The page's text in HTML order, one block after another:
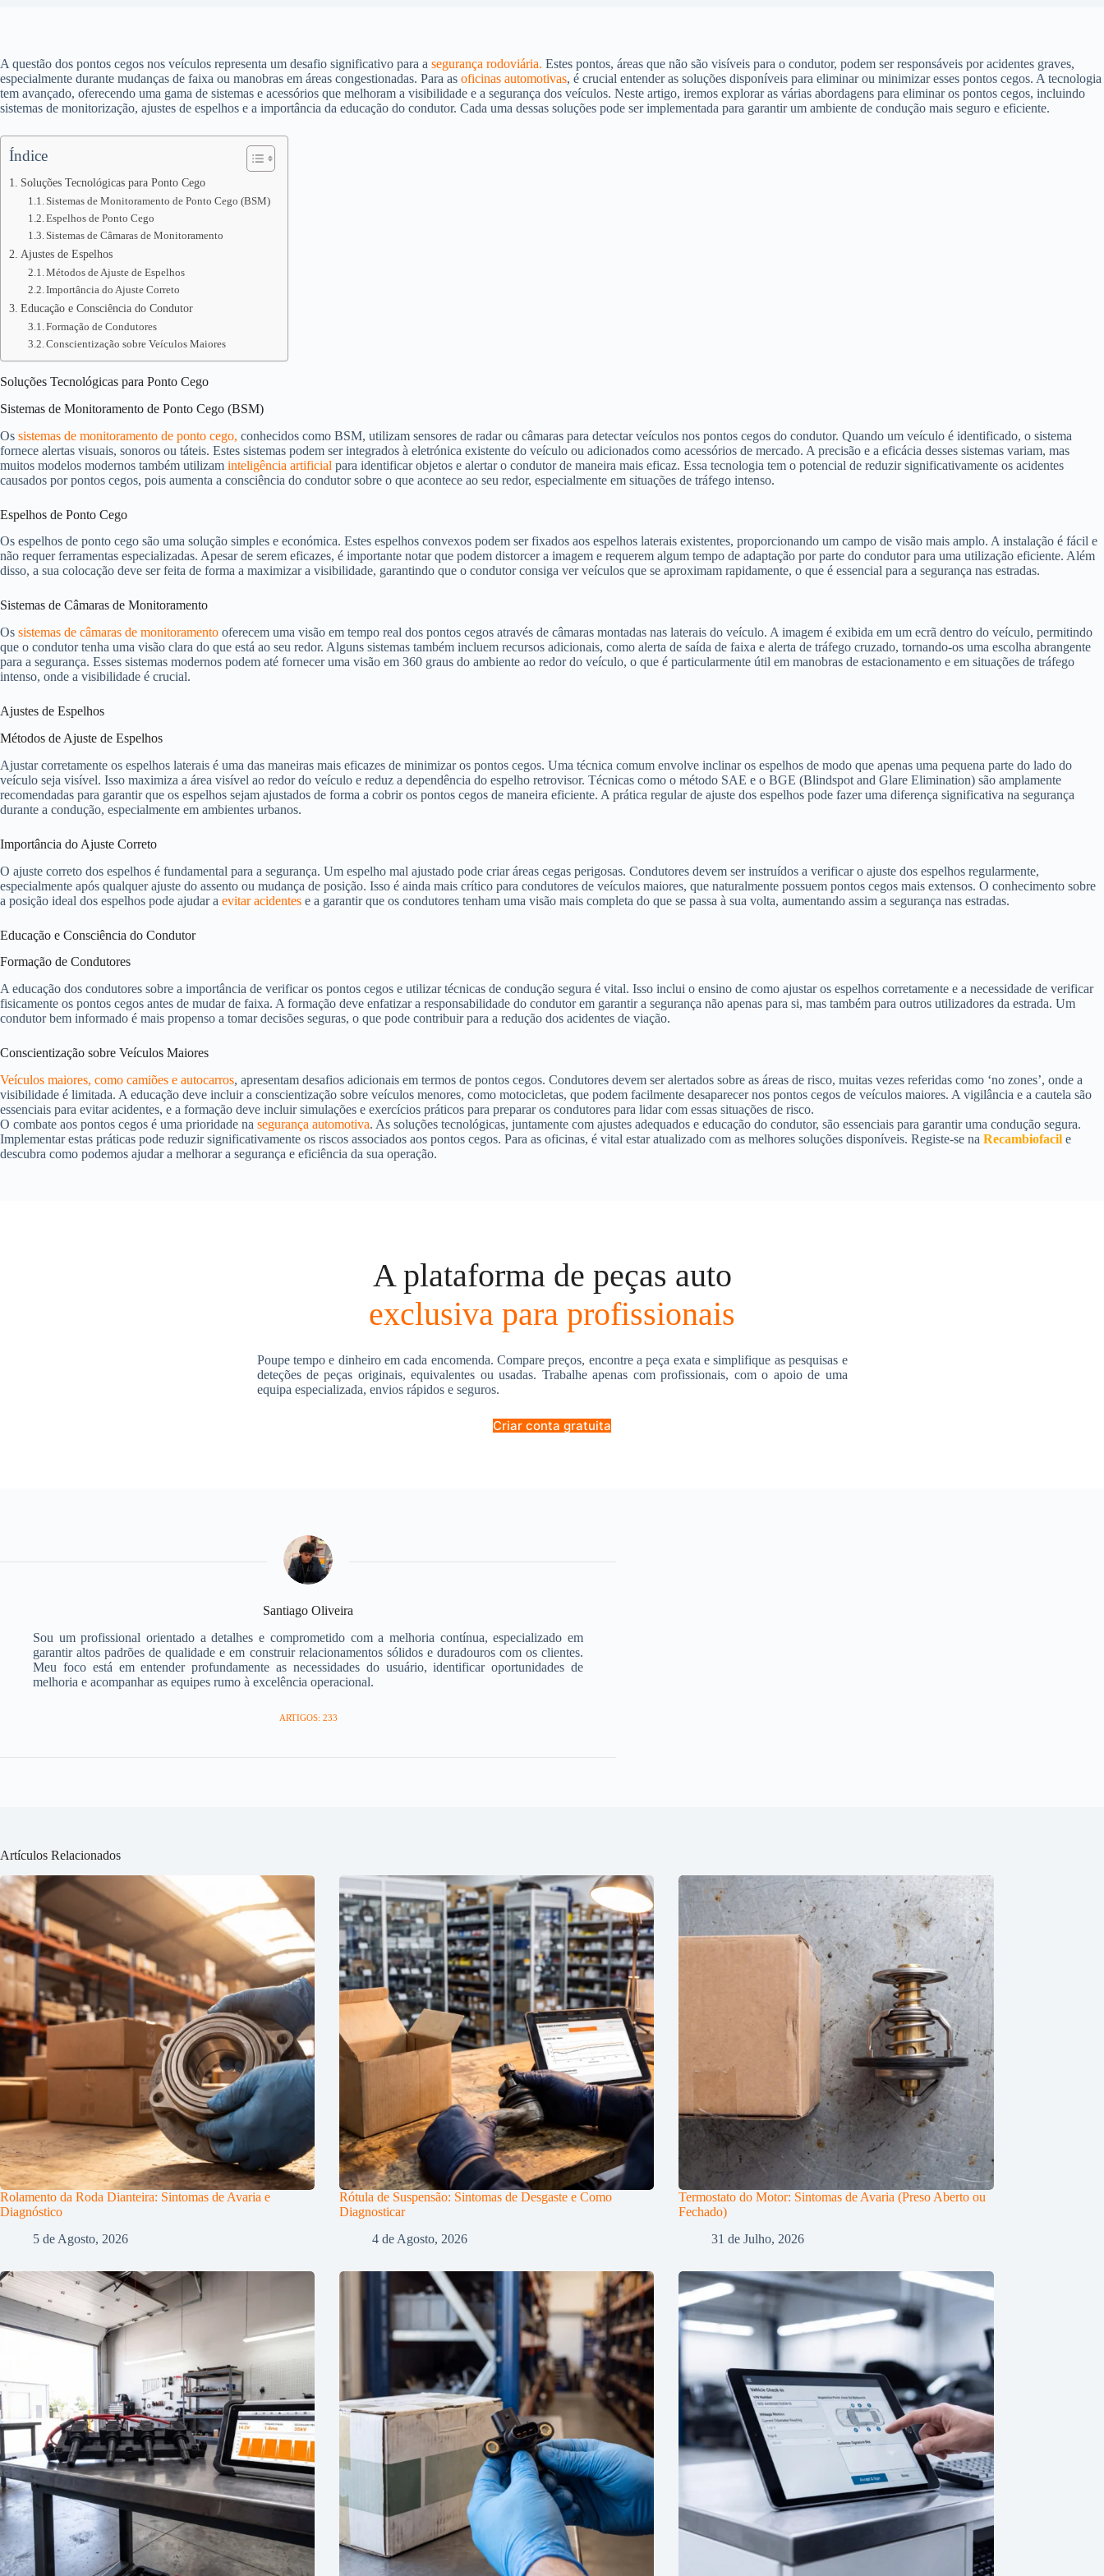
A questão dos pontos cegos nos veículos representa um desafio significativo para a segurança rodoviária. Estes pontos, áreas que não são visíveis para o condutor, podem ser responsáveis por acidentes graves,
especialmente durante mudanças de faixa ou manobras em áreas congestionadas. Para as oficinas automotivas, é crucial entender as soluções disponíveis para eliminar ou minimizar esses pontos cegos. A tecnologia
tem avançado, oferecendo uma gama de sistemas e acessórios que melhoram a visibilidade e a segurança dos veículos. Neste artigo, iremos explorar as várias abordagens para eliminar os pontos cegos, incluindo
sistemas de monitorização, ajustes de espelhos e a importância da educação do condutor. Cada uma dessas soluções pode ser implementada para garantir um ambiente de condução mais seguro e eficiente.
Índice
Soluções Tecnológicas para Ponto Cego
Sistemas de Monitoramento de Ponto Cego (BSM)
Espelhos de Ponto Cego
Sistemas de Câmaras de Monitoramento
Ajustes de Espelhos
Métodos de Ajuste de Espelhos
Importância do Ajuste Correto
Educação e Consciência do Condutor
Formação de Condutores
Conscientização sobre Veículos Maiores
Soluções Tecnológicas para Ponto Cego
Sistemas de Monitoramento de Ponto Cego (BSM)
Os sistemas de monitoramento de ponto cego, conhecidos como BSM, utilizam sensores de radar ou câmaras para detectar veículos nos pontos cegos do condutor. Quando um veículo é identificado, o sistema
fornece alertas visuais, sonoros ou táteis. Estes sistemas podem ser integrados à eletrónica existente do veículo ou adicionados como acessórios de mercado. A precisão e a eficácia desses sistemas variam, mas
muitos modelos modernos também utilizam inteligência artificial para identificar objetos e alertar o condutor de maneira mais eficaz. Essa tecnologia tem o potencial de reduzir significativamente os acidentes
causados por pontos cegos, pois aumenta a consciência do condutor sobre o que acontece ao seu redor, especialmente em situações de tráfego intenso.
Espelhos de Ponto Cego
Os espelhos de ponto cego são uma solução simples e económica. Estes espelhos convexos podem ser fixados aos espelhos laterais existentes, proporcionando um campo de visão mais amplo. A instalação é fácil e
não requer ferramentas especializadas. Apesar de serem eficazes, é importante notar que podem distorcer a imagem e requerem algum tempo de adaptação por parte do condutor para uma utilização eficiente. Além
disso, a sua colocação deve ser feita de forma a maximizar a visibilidade, garantindo que o condutor consiga ver veículos que se aproximam rapidamente, o que é essencial para a segurança nas estradas.
Sistemas de Câmaras de Monitoramento
Os sistemas de câmaras de monitoramento oferecem uma visão em tempo real dos pontos cegos através de câmaras montadas nas laterais do veículo. A imagem é exibida em um ecrã dentro do veículo, permitindo
que o condutor tenha uma visão clara do que está ao seu redor. Alguns sistemas também incluem recursos adicionais, como alerta de saída de faixa e alerta de tráfego cruzado, tornando-os uma escolha abrangente
para a segurança. Esses sistemas modernos podem até fornecer uma visão em 360 graus do ambiente ao redor do veículo, o que é particularmente útil em manobras de estacionamento e em situações de tráfego
intenso, onde a visibilidade é crucial.
Ajustes de Espelhos
Métodos de Ajuste de Espelhos
Ajustar corretamente os espelhos laterais é uma das maneiras mais eficazes de minimizar os pontos cegos. Uma técnica comum envolve inclinar os espelhos de modo que apenas uma pequena parte do lado do
veículo seja visível. Isso maximiza a área visível ao redor do veículo e reduz a dependência do espelho retrovisor. Técnicas como o método SAE e o BGE (Blindspot and Glare Elimination) são amplamente
recomendadas para garantir que os espelhos sejam ajustados de forma a cobrir os pontos cegos de maneira eficiente. A prática regular de ajuste dos espelhos pode fazer uma diferença significativa na segurança
durante a condução, especialmente em ambientes urbanos.
Importância do Ajuste Correto
O ajuste correto dos espelhos é fundamental para a segurança. Um espelho mal ajustado pode criar áreas cegas perigosas. Condutores devem ser instruídos a verificar o ajuste dos espelhos regularmente,
especialmente após qualquer ajuste do assento ou mudança de posição. Isso é ainda mais crítico para condutores de veículos maiores, que naturalmente possuem pontos cegos mais extensos. O conhecimento sobre
a posição ideal dos espelhos pode ajudar a evitar acidentes e a garantir que os condutores tenham uma visão mais completa do que se passa à sua volta, aumentando assim a segurança nas estradas.
Educação e Consciência do Condutor
Formação de Condutores
A educação dos condutores sobre a importância de verificar os pontos cegos e utilizar técnicas de condução segura é vital. Isso inclui o ensino de como ajustar os espelhos corretamente e a necessidade de verificar
fisicamente os pontos cegos antes de mudar de faixa. A formação deve enfatizar a responsabilidade do condutor em garantir a segurança não apenas para si, mas também para outros utilizadores da estrada. Um
condutor bem informado é mais propenso a tomar decisões seguras, o que pode contribuir para a redução dos acidentes de viação.
Conscientização sobre Veículos Maiores
Veículos maiores, como camiões e autocarros, apresentam desafios adicionais em termos de pontos cegos. Condutores devem ser alertados sobre as áreas de risco, muitas vezes referidas como ‘no zones’, onde a
visibilidade é limitada. A educação deve incluir a conscientização sobre veículos menores, como motocicletas, que podem facilmente desaparecer nos pontos cegos de veículos maiores. A vigilância e a cautela são
essenciais para evitar acidentes, e a formação deve incluir simulações e exercícios práticos para preparar os condutores para lidar com essas situações de risco.
O combate aos pontos cegos é uma prioridade na segurança automotiva. As soluções tecnológicas, juntamente com ajustes adequados e educação do condutor, são essenciais para garantir uma condução segura.
Implementar estas práticas pode reduzir significativamente os riscos associados aos pontos cegos. Para as oficinas, é vital estar atualizado com as melhores soluções disponíveis. Registe-se na Recambiofacil e
descubra como podemos ajudar a melhorar a segurança e eficiência da sua operação.
A plataforma de peças auto
exclusiva para profissionais
Poupe tempo e dinheiro em cada encomenda. Compare preços, encontre a peça exata e simplifique as pesquisas e
deteções de peças originais, equivalentes ou usadas. Trabalhe apenas com profissionais, com o apoio de uma
equipa especializada, envios rápidos e seguros.
Criar conta gratuita
Santiago Oliveira
Sou um profissional orientado a detalhes e comprometido com a melhoria contínua, especializado em
garantir altos padrões de qualidade e em construir relacionamentos sólidos e duradouros com os clientes.
Meu foco está em entender profundamente as necessidades do usuário, identificar oportunidades de
melhoria e acompanhar as equipes rumo à excelência operacional.
ARTIGOS: 233
Artículos Relacionados
Rolamento da Roda Dianteira: Sintomas de Avaria e
Diagnóstico
5 de Agosto, 2026
Rótula de Suspensão: Sintomas de Desgaste e Como
Diagnosticar
4 de Agosto, 2026
Termostato do Motor: Sintomas de Avaria (Preso Aberto ou
Fechado)
31 de Julho, 2026